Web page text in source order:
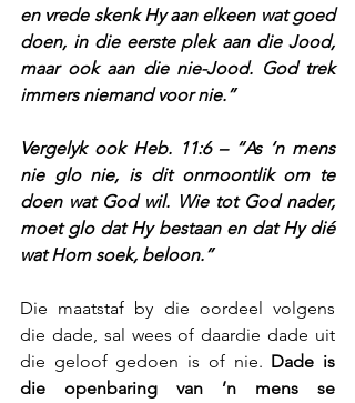
en vrede skenk Hy aan elkeen wat goed
doen, in die eerste plek aan die Jood,
maar ook aan die nie-Jood. God trek
immers niemand voor nie.”
Vergelyk ook Heb. 11:6 – “As ‘n mens
nie glo nie, is dit onmoontlik om te
doen wat God wil. Wie tot God nader,
moet glo dat Hy bestaan en dat Hy dié
wat Hom soek, beloon.”
Die maatstaf by die oordeel volgens
die dade, sal wees of daardie dade uit
die geloof gedoen is of nie. Dade is
die openbaring van ’n mens se